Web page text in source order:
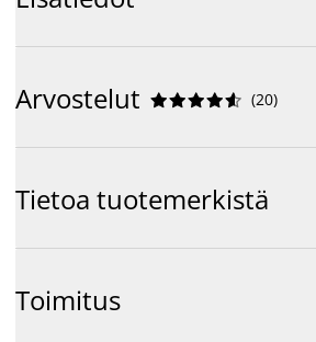
Arvostelut 




 (20)
Tietoa tuotemerkistä
Toimitus